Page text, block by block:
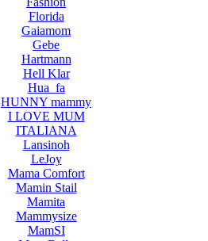
Florida
Gaiamom
Gebe
Hartmann
Hell Klar
Hua_fa
HUNNY mammy
I LOVE MUM
ITALIANA
Lansinoh
LeJoy
Mama Comfort
Mamin Stail
Mamita
Mammysize
MamSI